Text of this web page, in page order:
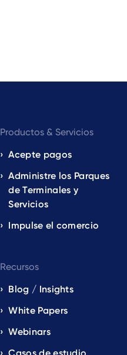
Productos & Servicios
Acepte pagos
Administre los Parques
de Terminales y
Servicios
Impulse el comercio
Recursos
Blog / Insights
White Papers
Webinars